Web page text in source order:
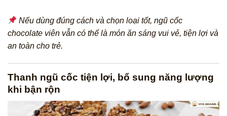
Nếu dùng đúng cách và chọn loại tốt, ngũ cốc
chocolate viên vẫn có thể là món ăn sáng vui vẻ, tiện lợi và
an toàn cho trẻ.
Thanh ngũ cốc tiện lợi, bổ sung năng lượng
khi bận rộn